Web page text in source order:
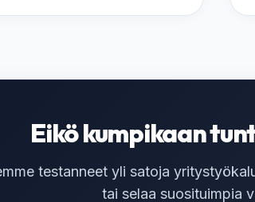
Eikö kumpikaan
testanneet yli satoja
tai selaa suosituimpia